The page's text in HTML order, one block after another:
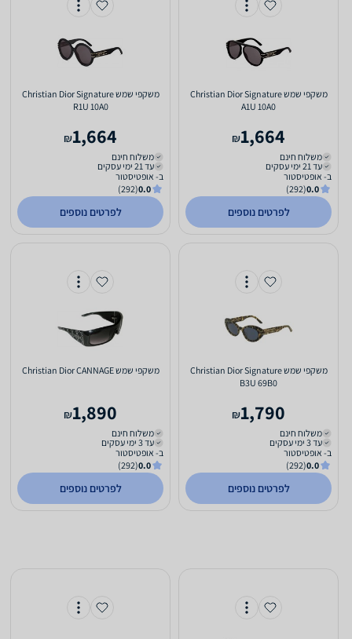
משקפי שמש Christian Dior Signature
A1U 10A0
1,664
₪
משלוח חינם
עד 21 ימי עסקים
ב- אופטיסטור
0.0
(292)
לפרטים נוספים
משקפי שמש Christian Dior Signature
R1U 10A0
1,664
₪
משלוח חינם
עד 21 ימי עסקים
ב- אופטיסטור
0.0
(292)
לפרטים נוספים
משקפי שמש Christian Dior Signature
B3U 69B0
1,790
₪
משלוח חינם
עד 3 ימי עסקים
ב- אופטיסטור
0.0
(292)
לפרטים נוספים
משקפי שמש Christian Dior CANNAGE
1,890
₪
משלוח חינם
עד 3 ימי עסקים
ב- אופטיסטור
0.0
(292)
לפרטים נוספים